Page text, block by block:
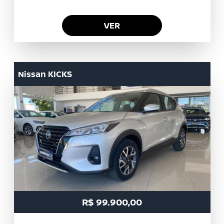
VER
Nissan KICKS
R$ 99.900,00